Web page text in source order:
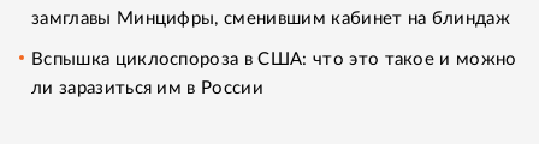
замглавы Минцифры, сменившим кабинет на блиндаж
Вспышка циклоспороза в США: что это такое и можно
ли заразиться им в России